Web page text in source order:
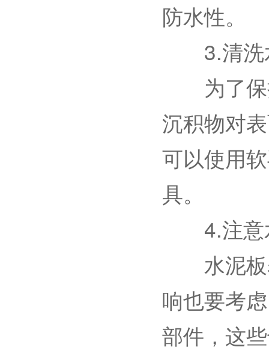
防水性。
3.清洗
为了保
沉积物对
可以使用
具。
4.注意
水泥板
响也要考
部件，这